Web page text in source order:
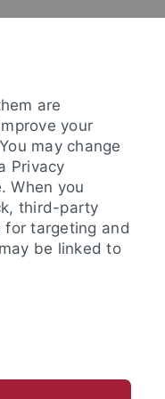
are
your
may change
Privacy
When you
third-party
for targeting and
be linked to